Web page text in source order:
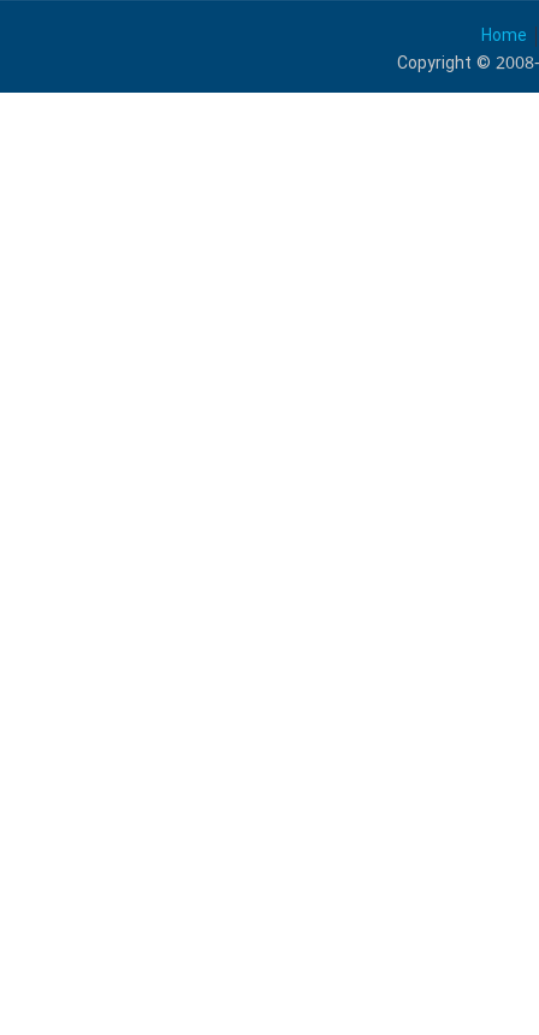
Home
Copyright ©